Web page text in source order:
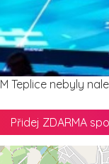
Teplice nebyly
Přidej ZDARMA